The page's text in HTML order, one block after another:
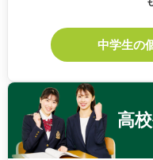
中学生の
高